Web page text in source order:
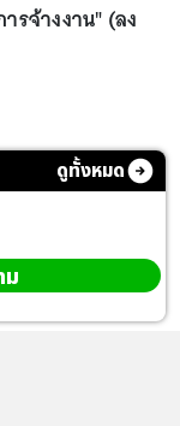
รจ้างงาน" (ลง
ดูทั้งหมด
ม